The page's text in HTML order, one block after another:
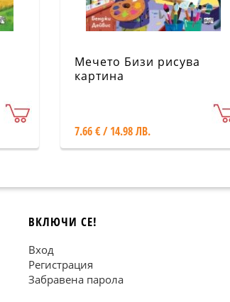
Мечето Бизи рисува
картина
7.66 € / 14.98 ЛВ.
ВКЛЮЧИ СЕ!
Вход
Регистрация
Забравена парола